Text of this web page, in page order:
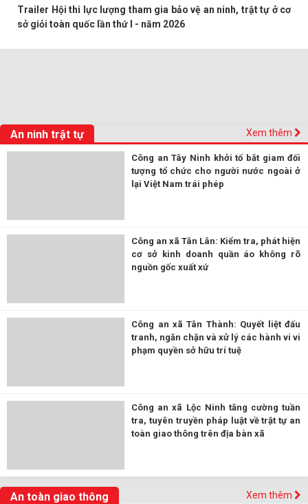
Trailer Hội thi lực lượng tham gia bảo vệ an ninh, trật tự ở cơ
sở giỏi toàn quốc lần thứ I - năm 2026
An ninh trật tự Xem thêm
Công an Tây Ninh khởi tố bắt giam đối
tượng tổ chức cho người nước ngoài ở
lại Việt Nam trái phép
Công an xã Tân Lân: Kiểm tra, phát hiện
cơ sở kinh doanh quần áo không rõ
nguồn gốc xuất xứ
Công an xã Tân Thành: Quyết liệt đấu
tranh, ngăn chặn và xử lý các hành vi vi
phạm quyền sở hữu trí tuệ
Công an xã Lộc Ninh tăng cường tuần
tra, tuyên truyền pháp luật về trật tự an
toàn giao thông trên địa bàn xã
An toàn giao thông Xem thêm